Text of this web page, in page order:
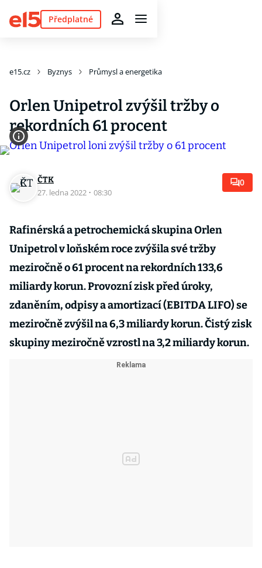
Předplatné
e15.cz Byznys Průmysl a energetika
Orlen Unipetrol zvýšil tržby o
rekordních 61 procent
ČTK
27. ledna 2022 · 08:30
0
Rafinérská a petrochemická skupina Orlen
Unipetrol v loňském roce zvýšila své tržby
meziročně o 61 procent na rekordních 133,6
miliardy korun. Provozní zisk před úroky,
zdaněním, odpisy a amortizací (EBITDA LIFO) se
meziročně zvýšil na 6,3 miliardy korun. Čistý zisk
skupiny meziročně vzrostl na 3,2 miliardy korun.